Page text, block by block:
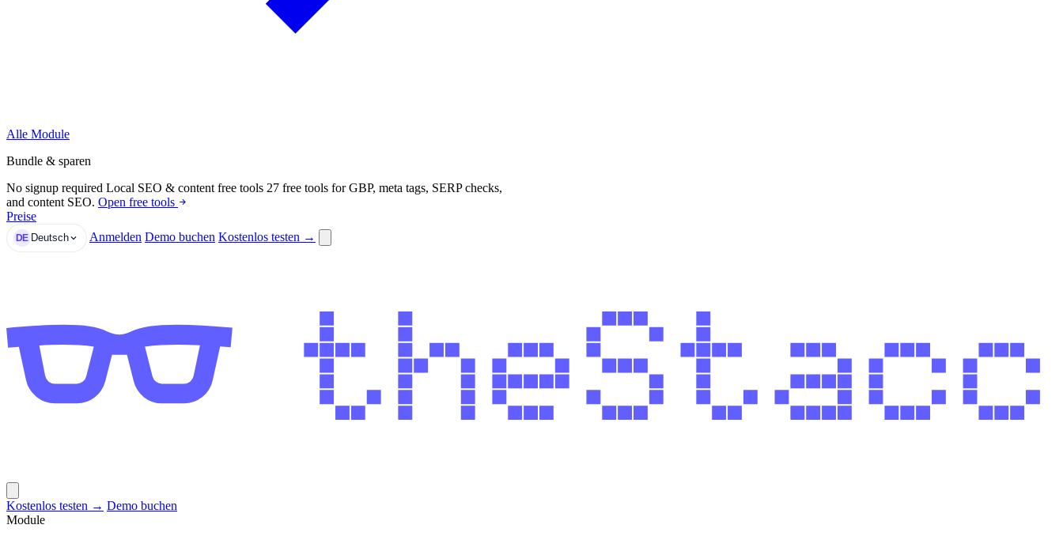
Alle Module
Bundle & sparen
No signup required Local SEO & content free tools 27 free tools for GBP, meta tags, SERP checks,
and content SEO. Open free tools
Preise
DE Deutsch Anmelden Demo buchen Kostenlos testen →
Kostenlos testen → Demo buchen
Module